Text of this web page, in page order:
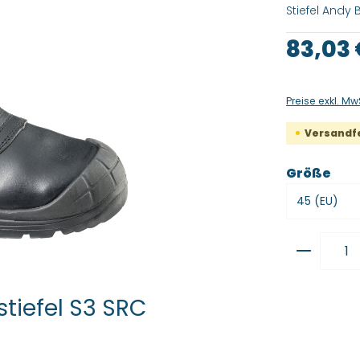
Stiefel Andy
Regulärer
83,03
Preise exkl.
Größe
S3 SRC